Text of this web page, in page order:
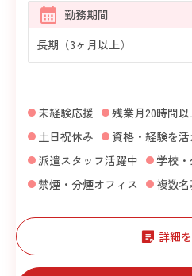
勤務期間
長期（3ヶ月以上）
未経験応援 残業月20時間以
土日祝休み
資格・経験を
派遣スタッフ活躍中
学校
禁煙・分煙オフィス
複数
詳細